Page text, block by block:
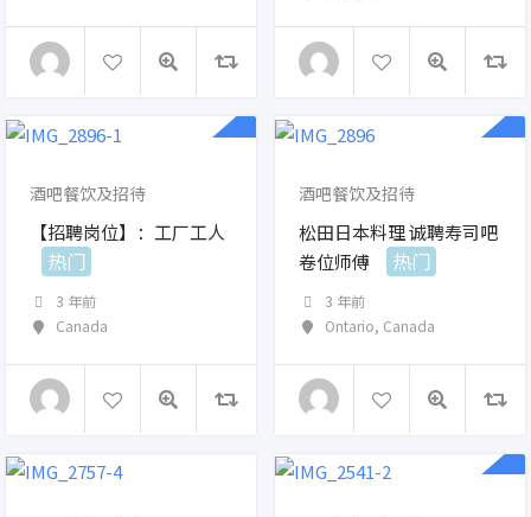
酒吧餐饮及招待
【招聘岗位】：工厂工人
热门
3 年前
Canada
酒吧餐饮及招待
松田日本料理 诚聘寿司吧
卷位师傅
热门
3 年前
Ontario, Canada